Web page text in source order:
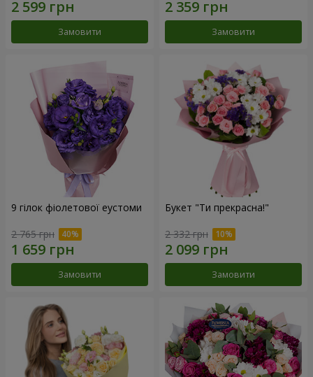
Замовити Замовити
9 гілок фіолетової еустоми
2 765 грн
Замовити
Букет "Ти прекрасна!"
2 332 грн
Замовити